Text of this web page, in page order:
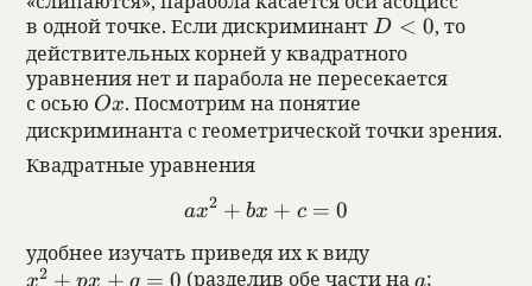
{2a}.
в одной точке. Если дис­кри­ми­нант D<0
D < 0, то
действительных корней у квадратного
уравнения нет и парабола не пересекается
с осью Ox
Ox. Посмотрим на понятие
дискриминанта с геометрической точки зрения.
Квад­рат­ные урав­не­ния
ax^2+bx+c=0
ax2 + bx + c = 0
удоб­нее изу­чать при­ведя их к виду
x^2+px+q=0
x2 + px + q = 0 (раз­де­лив обе части наa
a;